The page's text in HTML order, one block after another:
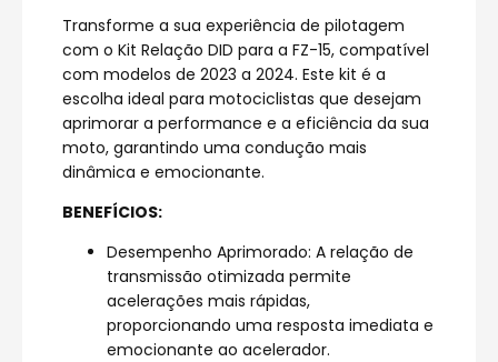
Transforme a sua experiência de pilotagem
com o Kit Relação DID para a FZ-15, compatível
com modelos de 2023 a 2024. Este kit é a
escolha ideal para motociclistas que desejam
aprimorar a performance e a eficiência da sua
moto, garantindo uma condução mais
dinâmica e emocionante.
BENEFÍCIOS:
Desempenho Aprimorado: A relação de
transmissão otimizada permite
acelerações mais rápidas,
proporcionando uma resposta imediata e
emocionante ao acelerador.